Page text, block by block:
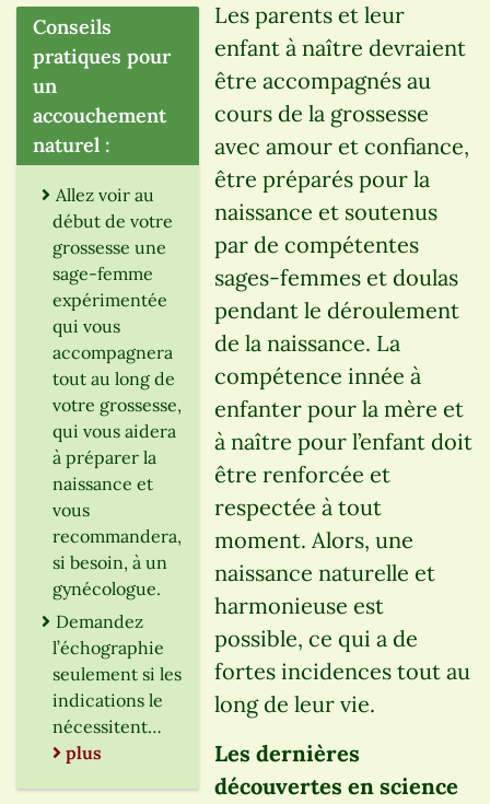
Conseils
pratiques pour
un
accouchement
naturel :
Allez voir au
début de votre
grossesse une
sage-femme
expérimentée
qui vous
accompagnera
tout au long de
votre grossesse,
qui vous aidera
à préparer la
naissance et
vous
recommandera,
si besoin, à un
gynécologue.
Demandez
l’échographie
seulement si les
indications le
nécessitent…
plus
Les parents et leur
enfant à naître devraient
être accompagnés au
cours de la grossesse
avec amour et confiance,
être préparés pour la
naissance et soutenus
par de compétentes
sages-femmes et doulas
pendant le déroulement
de la naissance. La
compétence innée à
enfanter pour la mère et
à naître pour l’enfant doit
être renforcée et
respectée à tout
moment. Alors, une
naissance naturelle et
harmonieuse est
possible, ce qui a de
fortes incidences tout au
long de leur vie.
Les dernières
découvertes en science